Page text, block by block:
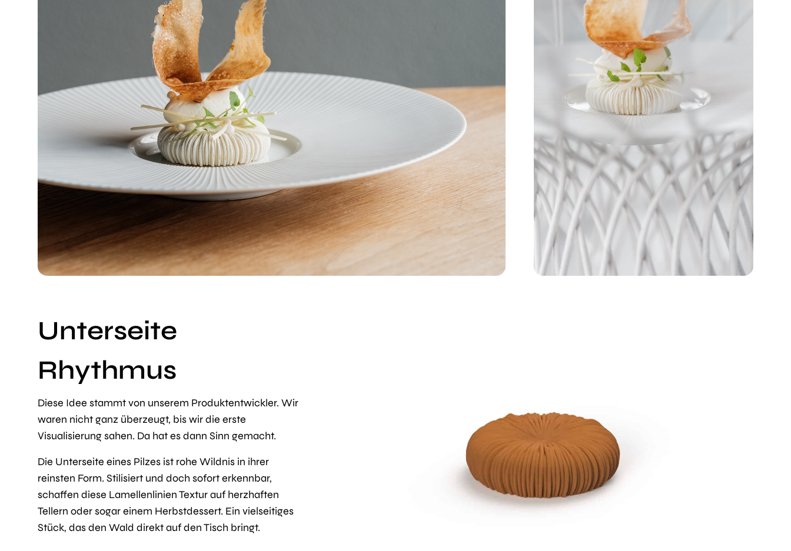
Unterseite
Rhythmus
Diese Idee stammt von unserem Produktentwickler. Wir
waren nicht ganz überzeugt, bis wir die erste
Visualisierung sahen. Da hat es dann Sinn gemacht.
Die Unterseite eines Pilzes ist rohe Wildnis in ihrer
reinsten Form. Stilisiert und doch sofort erkennbar,
schaffen diese Lamellenlinien Textur auf herzhaften
Tellern oder sogar einem Herbstdessert. Ein vielseitiges
Stück, das den Wald direkt auf den Tisch bringt.